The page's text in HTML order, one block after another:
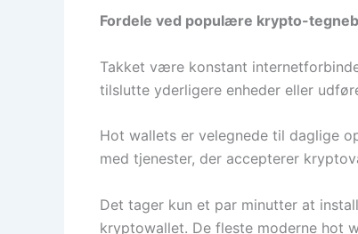
Fordele ved populære krypto-
Takket være konstant
tilslutte yderligere enheder eller
Hot wallets er velegnede til daglige
med tjenester, der accepterer
Det tager kun et par minutter at
kryptowallet. De fleste moderne hot